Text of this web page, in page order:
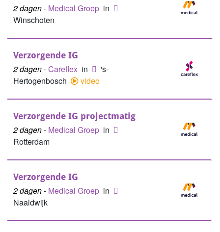
2 dagen- Medical Groep in
Winschoten
Verzorgende IG
2 dagen-Careflex in
's-
Hertogenbosch
video
Verzorgende IG projectmatig
2 dagen- Medical Groep in
Rotterdam
Verzorgende IG
2 dagen- Medical Groep in
Naaldwijk